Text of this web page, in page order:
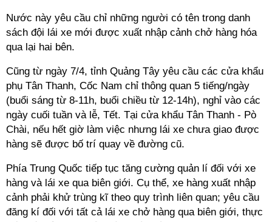
Nước này yêu cầu chỉ những người có tên trong danh
sách đội lái xe mới được xuất nhập cảnh chở hàng hóa
qua lại hai bên.
Cũng từ ngày 7/4, tỉnh Quảng Tây yêu cầu các cửa khẩu
phụ Tân Thanh, Cốc Nam chỉ thông quan 5 tiếng/ngày
(buổi sáng từ 8-11h, buổi chiều từ 12-14h), nghỉ vào các
ngày cuối tuần và lễ, Tết. Tại cửa khẩu Tân Thanh - Pò
Chài, nếu hết giờ làm việc nhưng lái xe chưa giao được
hàng sẽ được bố trí quay về đường cũ.
Phía Trung Quốc tiếp tục tăng cường quản lí đối với xe
hàng và lái xe qua biên giới. Cụ thể, xe hàng xuất nhập
cảnh phải khử trùng kĩ theo quy trình liên quan; yêu cầu
đăng kí đối với tất cả lái xe chở hàng qua biên giới, thực